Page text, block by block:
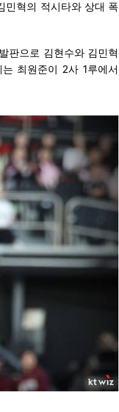
민혁의 적시타와 상대 폭
판으로 김현수와 김민혁
최원준이 2사 1루에서